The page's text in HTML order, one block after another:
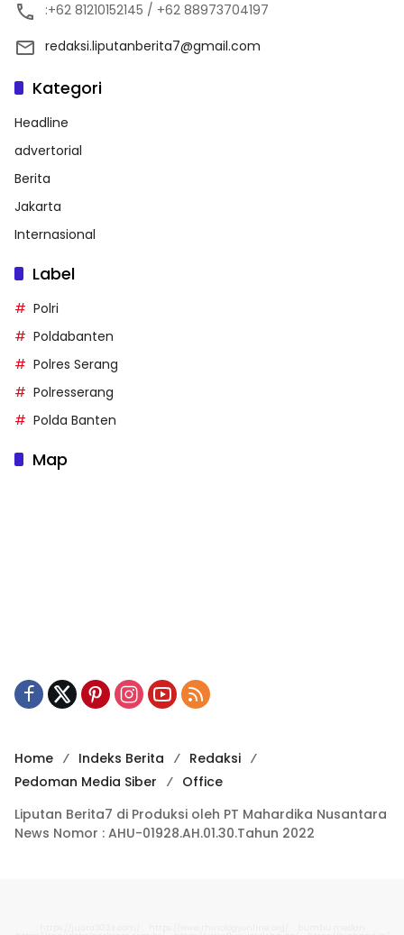
:+62 81210152145 / +62 88973704197
redaksi.liputanberita7@gmail.com
Kategori
Headline
advertorial
Berita
Jakarta
Internasional
Label
Polri
Poldabanten
Polres Serang
Polresserang
Polda Banten
Map
Home Indeks Berita
Redaksi
Pedoman Media Siber
Office
Liputan Berita7 di Produksi oleh PT Mahardika Nusantara
News Nomor : AHU-01928.AH.01.30.Tahun 2022